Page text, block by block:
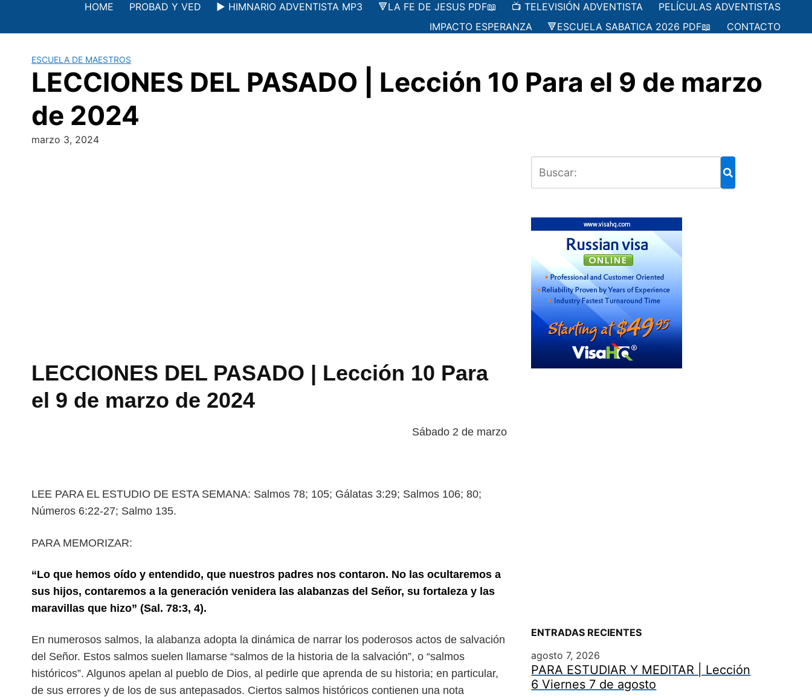
contenido
HOME PROBAD Y VED ▶️ HIMNARIO ADVENTISTA MP3 🔻LA FE DE JESUS PDF📖 📺 TELEVISIÓN ADVENTISTA
PELÍCULAS ADVENTISTAS
IMPACTO ESPERANZA
🔻ESCUELA SABATICA 2026 PDF📖 CONTACTO
ESCUELA DE MAESTROS
LECCIONES DEL PASADO | Lección 10 Para el 9 de marzo
de 2024
marzo 3, 2024
LECCIONES DEL PASADO | Lección 10 Para
el 9 de marzo de 2024
Sábado 2 de marzo
LEE PARA EL ESTUDIO DE ESTA SEMANA: Salmos 78; 105; Gálatas 3:29; Salmos 106; 80;
Números 6:22-27; Salmo 135.
PARA MEMORIZAR:
“Lo que hemos oído y entendido, que nuestros padres nos contaron. No las ocul taremos a
sus hijos, contaremos a la generación venidera las alabanzas del Señor, su fortaleza y las
maravillas que hizo” (Sal. 78:3, 4).
En numerosos salmos, la alabanza adopta la dinámica de narrar los poderosos actos de salvación
del Señor. Estos salmos suelen llamarse “salmos de la historia de la salvación”, o “salmos
históricos”. Algunos apelan al pueblo de Dios, al pedirle que aprenda de su historia; en particular,
de sus errores y de los de sus antepasados. Ciertos salmos históricos contienen una nota
ENTRADAS RECIENTES
agosto 7, 2026
PARA ESTUDIAR Y MEDITAR | Lección
6 Viernes 7 de agosto